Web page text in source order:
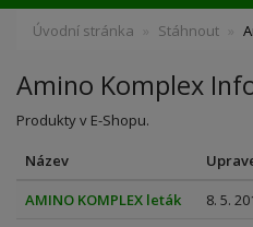
Úvodní stránka Stáhnout
Amino Komplex
Produkty v E-Shopu.
Název
AMINO KOMPLEX leták
8. 5.